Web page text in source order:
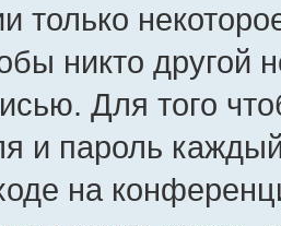
только
никто другой
Для того
и пароль
на